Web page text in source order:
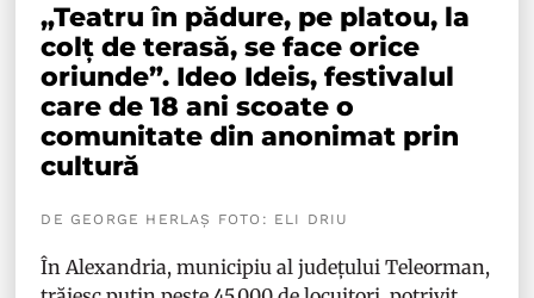
„Teatru în pădure, pe platou, la
colț de terasă, se face orice
oriunde”. Ideo Ideis, festivalul
care de 18 ani scoate o
comunitate din anonimat prin
cultură
DE GEORGE HERLAȘ FOTO: ELI DRIU
În Alexandria, municipiu al județului Teleorman,